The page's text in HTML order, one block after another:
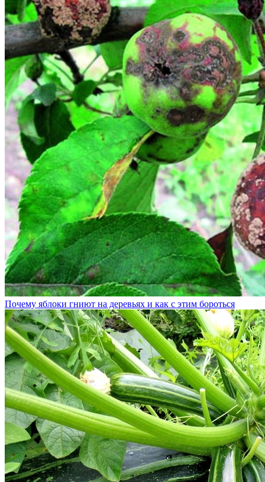
Почему яблоки гниют на деревьях и как с этим бороться